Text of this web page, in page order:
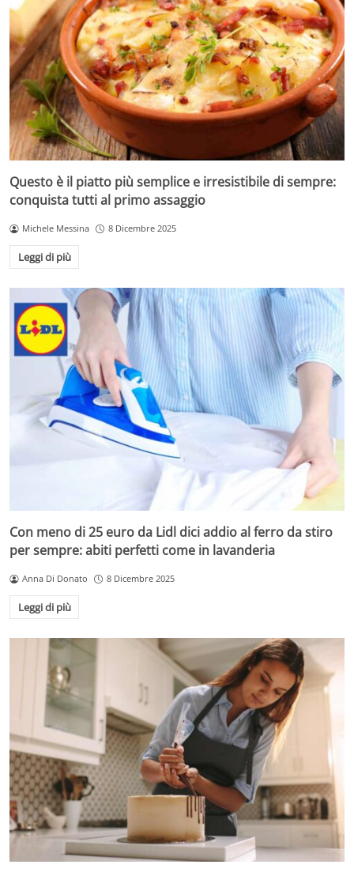
Questo è il piatto più semplice e irresistibile di sempre:
conquista tutti al primo assaggio
Michele Messina 8 Dicembre 2025
Leggi di più
Con meno di 25 euro da Lidl dici addio al ferro da stiro
per sempre: abiti perfetti come in lavanderia
Anna Di Donato 8 Dicembre 2025
Leggi di più